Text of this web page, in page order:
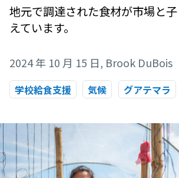
地元で調達された食材が市場と
えています。
2024 年 10 月 15 日, Brook DuBois
学校給食支援 気候 グアテマラ